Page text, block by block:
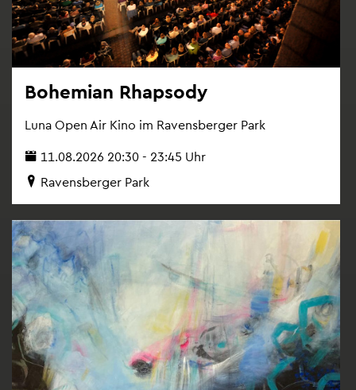
Bo­he­mi­an Rhap­so­dy
Luna Open Air Kino im Ra­vens­ber­ger Park
11.08.2026 20:30 - 23:45 Uhr
Ra­vens­ber­ger Park